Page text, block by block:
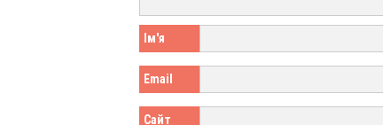
Ім'я
Email
Сайт